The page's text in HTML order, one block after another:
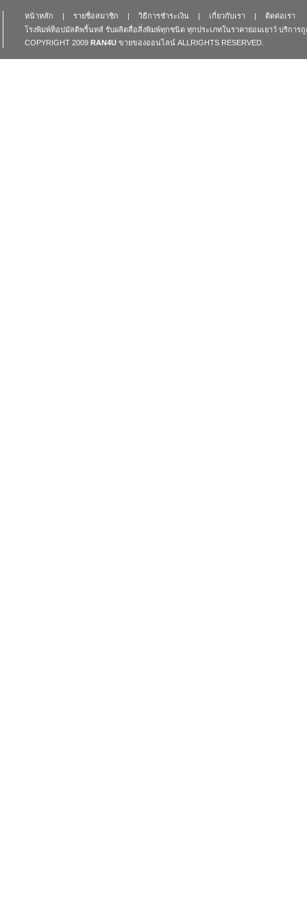
หน้าหลัก | รายชื่อสมาชิก | วิธีการชำระเงิน | เกี่ยวกับเรา |
ติดต่อเรา
โรงพิมพ์ท็อปมัลติพริ้นทส์ รับผลิตสื่อสิ่งพิมพ์ทุกชนิด ทุกประเภทในราคาย่อมเยาว์ บริการ
COPYRIGHT 2009 RAN4U ขายของออนไลน์ ALLRIGHTS RESERVED.